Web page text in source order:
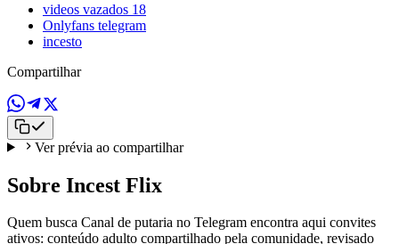
videos vazados 18
Onlyfans telegram
incesto
Compartilhar
Ver prévia ao compartilhar
Sobre Incest Flix
Quem busca Canal de putaria no Telegram encontra aqui convites
ativos: conteúdo adulto compartilhado pela comunidade, revisado